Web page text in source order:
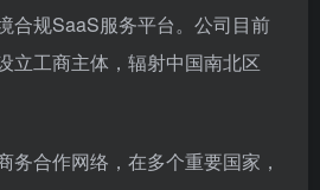
合规SaaS服务平台。公司目前
立工商主体，辐射中国南北区
务合作网络，在多个重要国家，